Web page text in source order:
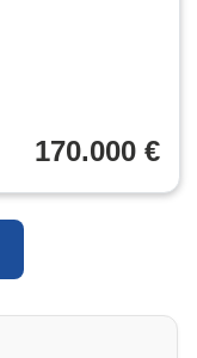
170.000 €